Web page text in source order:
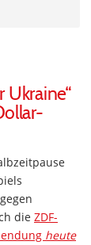
Ukraine“
die ZDF-
heute